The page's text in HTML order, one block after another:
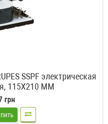
SSPF электрическая
115X210 ММ
грн